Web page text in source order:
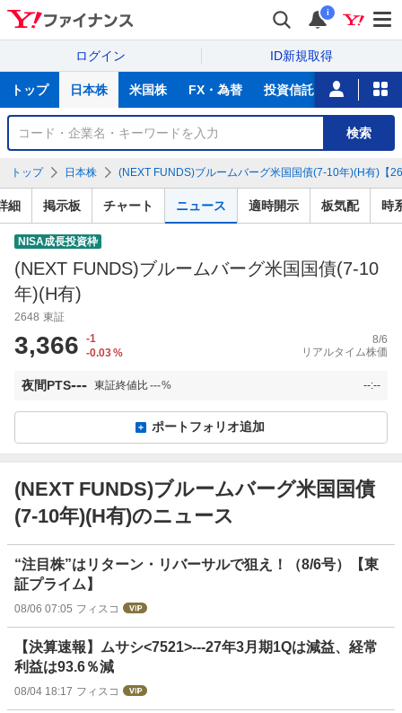
i
ログイン ID新規取得
サ
トップ 日本株 米国株 FX・為替 投資信託 ニュース
銘
検
索
検索
トップ 日本株 (NEXT FUNDS)ブルームバーグ米国国債(7-10年)(H有)【
細 掲示板 チャート ニュース 適時開示 板気配 時
NISA成長投資枠
(NEXT FUNDS)ブルームバーグ米国国債(7-10
年)(H有)
2648 東証
3,366
-1
-0.03%
8/6
リアルタイム株価
夜間PTS--- 東証終値比---% --:--
ポートフォリオ追加
(NEXT FUNDS)ブルームバーグ米国国債
(7-10年)(H有)のニュース
“注目株”はリターン・リバーサルで狙え！（8/6号）【東
証プライム】
08/06 07:05 フィスコ
【決算速報】ムサシ<7521>---27年3月期1Qは減益、経常
利益は93.6％減
08/04 18:17 フィスコ